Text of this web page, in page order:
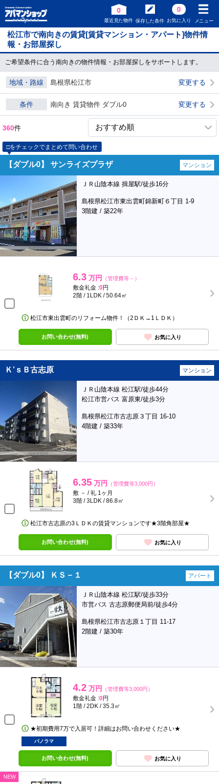
0
最近見た物件 保存した条件
0
お気に入り メニュー
松江市で南向きの賃貸[賃貸マンション・アパート]物件情
報・お部屋探し
ご希望条件に合う南向きの物件情報・お部屋探しをサポートします。
地域・路線 島根県松江市 変更する
条件 南向き 賃貸物件 ダブル0 変更する
360件
□をチェックでまとめて問い合わせ
【ダブル0】 サンライズプラザ マンション
ＪＲ山陰本線 揖屋駅/徒歩16分
島根県松江市東出雲町錦新町６丁目 1-9
3階建 / 築22年
6.3 万円 （管理費等－）
敷金礼金 :0円
2階 / 1LDK / 50.64㎡
松江市東出雲町のリフォーム物件！（2ＤＫ→1ＬＤＫ）
お問い合わせ(無料) お気に入り
Ｋ’ｓＢ古志原 マンション
ＪＲ山陰本線 松江駅/徒歩44分
松江市営バス 富原東/徒歩3分
島根県松江市古志原３丁目 16-10
4階建 / 築33年
6.35 万円 （管理費等3,000円）
敷 － / 礼 1ヶ月
3階 / 3LDK / 86.8㎡
松江市古志原の3ＬＤＫの賃貸マンションです★3階角部屋★
お問い合わせ(無料) お気に入り
【ダブル0】 ＫＳ－１ アパート
ＪＲ山陰本線 松江駅/徒歩33分
市営バス 古志原郵便局前/徒歩4分
島根県松江市古志原１丁目 11-17
2階建 / 築30年
4.2 万円 （管理費等3,000円）
敷金礼金 :0円
1階 / 2DK / 35.3㎡
★初期費用7万で入居可！詳細はお問い合わせください★
パノラマ
お問い合わせ(無料) お気に入り
NEW